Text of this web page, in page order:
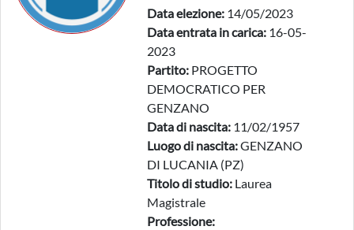
Data elezione: 14/05/2023
Data entrata in carica: 16-05-
2023
Partito: PROGETTO
DEMOCRATICO PER
GENZANO
Data di nascita: 11/02/1957
Luogo di nascita:GENZANO
DI LUCANIA (PZ)
Titolo di studio: Laurea
Magistrale
Professione: